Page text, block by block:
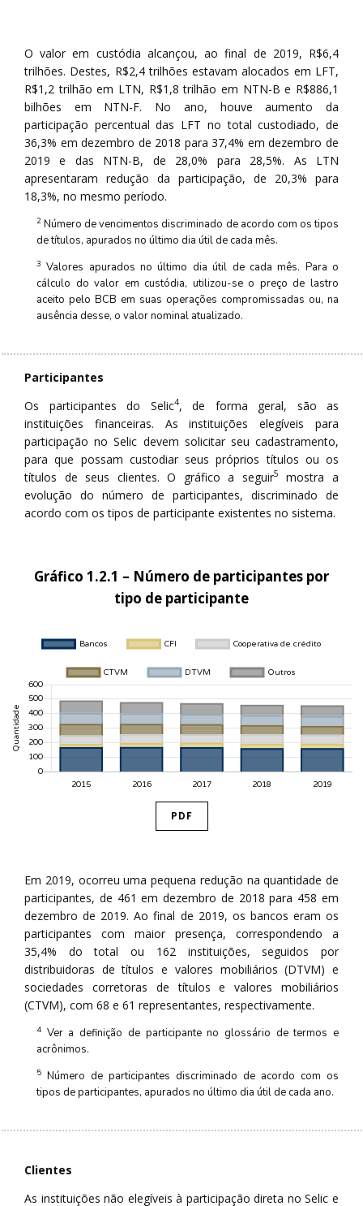
O valor em custódia alcançou, ao final de 2019, R$6,4
trilhões. Destes, R$2,4 trilhões estavam alocados em LFT,
R$1,2 trilhão em LTN, R$1,8 trilhão em NTN-B e R$886,1
bilhões em NTN-F. No ano, houve aumento da
participação percentual das LFT no total custodiado, de
36,3% em dezembro de 2018 para 37,4% em dezembro de
2019 e das NTN-B, de 28,0% para 28,5%. As LTN
apresentaram redução da participação, de 20,3% para
18,3%, no mesmo período.
2 Número de vencimentos discriminado de acordo com os tipos
de títulos, apurados no último dia útil de cada mês.
3 Valores apurados no último dia útil de cada mês. Para o
cálculo do valor em custódia, utilizou-se o preço de lastro
aceito pelo BCB em suas operações compromissadas ou, na
ausência desse, o valor nominal atualizado.
Participantes
Os participantes do Selic4, de forma geral, são as
instituições financeiras. As instituições elegíveis para
participação no Selic devem solicitar seu cadastramento,
para que possam custodiar seus próprios títulos ou os
títulos de seus clientes. O gráfico a seguir5
mostra a
evolução do número de participantes, discriminado de
acordo com os tipos de participante existentes no sistema.
Gráfico 1.2.1 – Número de participantes por
tipo de participante
PDF
Em 2019, ocorreu uma pequena redução na quantidade de
participantes, de 461 em dezembro de 2018 para 458 em
dezembro de 2019. Ao final de 2019, os bancos eram os
participantes com maior presença, correspondendo a
35,4% do total ou 162 instituições, seguidos por
distribuidoras de títulos e valores mobiliários (DTVM) e
sociedades corretoras de títulos e valores mobiliários
(CTVM), com 68 e 61 representantes, respectivamente.
4 Ver a definição de participante no glossário de termos e
acrônimos.
5 Número de participantes discriminado de acordo com os
tipos de participantes, apurados no último dia útil de cada ano.
Clientes
As instituições não elegíveis à participação direta no Selic e